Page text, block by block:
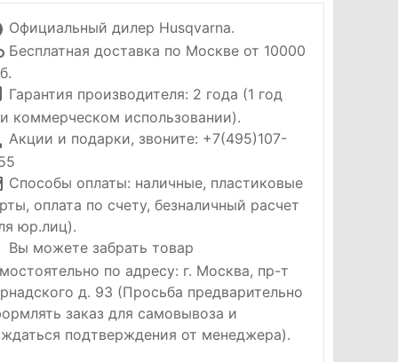
Официальный дилер Husqvarna.
Бесплатная доставка по Москве от 10000
Гарантия производителя: 2 года (1 год
коммерческом использовании).
Акции и подарки, звоните: +7(495)107-
Способы оплаты: наличные, пластиковые
оплата по счету, безналичный расчет
юр.лиц).
Вы можете забрать товар
по адресу: г. Москва, пр-т
д. 93 (Просьба предварительно
заказ для самовывоза и
подтверждения от менеджера).